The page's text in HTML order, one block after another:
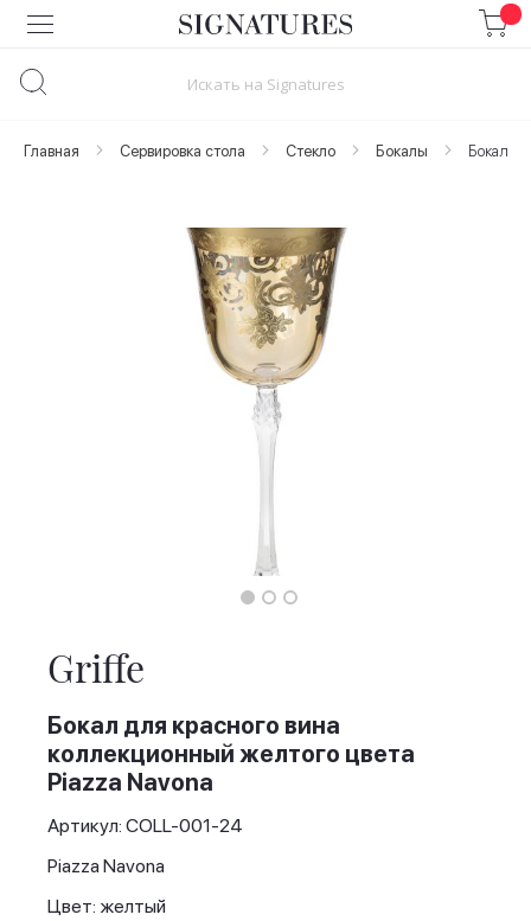
Skip
to
Главная Сервировка стола Стекло Бокалы Бокал
beginning
of
the
images
gallery
Griffe
Бокал для красного вина
коллекционный желтого цвета
Piazza Navona
Артикул: COLL-001-24
Piazza Navona
Цвет: желтый